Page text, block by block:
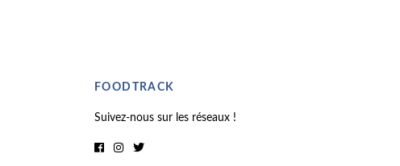
FOODTRACK
Suivez-nous sur les réseaux !